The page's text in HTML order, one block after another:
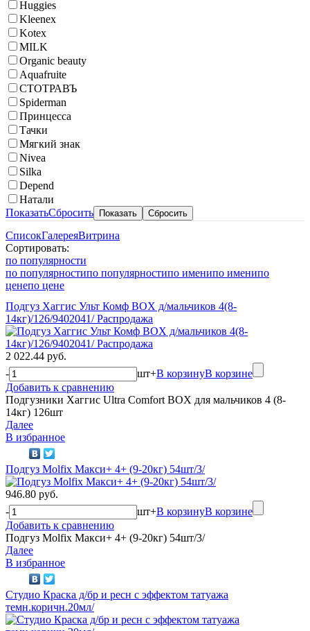
Huggies
Kleenex
Kotex
MILK
Organic beauty
Aquafruite
СТОТРАВЪ
Spiderman
Принцесса
Тачки
Мягкий знак
Nivea
Silka
Depend
Натали
ПоказатьСбросить
СписокГалереяВитрина
Сортировать:
по популярности
по популярностипо популярностипо именипо именипо
ценепо цене
Подгуз Хаггис Ульт Комф BOX д/мальчиков 4(8-
14кг)/126/9402041/ Распродажа
2 022.44 руб.
-
шт+В корзинуВ корзине
Добавить к сравнению
Подгузники Хаггис Ultra Comfort BOX для мальчиков 4 (8-
14кг) 126шт
Далее
В избранное
Подгуз Molfix Макси+ 4+ (9-20кг) 54шт/3/
946.80 руб.
-
шт+В корзинуВ корзине
Добавить к сравнению
Подгуз Molfix Макси+ 4+ (9-20кг) 54шт/3/
Далее
В избранное
Студио Краска д/бр и ресн с эффектом татуажа
темн.коричн.20мл/